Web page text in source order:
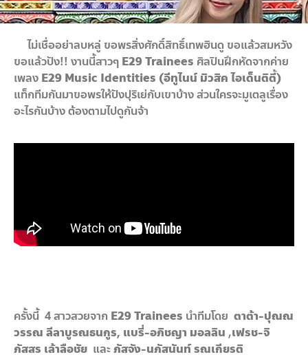
ไม่เชื่ออย่าลบหลู่ ขอพรสิ่งศักดิ์สิทธิ์เทพฮินดู ขอแล้วสมหวัง
ขอแล้วปัง!! งานนี้สาวๆ E29 Trainees ศิลปินฝึกหัดจากค่าย
เพลง E29 Music Identities (อีทูไนน์ มิวสิค ไอเด็นติตี้)
แท็กทีมกันมาขอพรให้ปังปุริเย่กับเขาบ้าง ส่วนใครจะมูเตลูเรื่อง
อะไรกันบ้าง ต้องตามไปดูกันจ้า
ครั้งนี้ 4 สาวสวยจาก E29 Trainees นำทีมโดย ตาต้า-ปุณณ
วรรณ ลีลาบูรณธนกูร, แบรี่-อภิชญา มอลลิน ,เฟรช-จิ
ภัสสร เล้าลือชัย และภัสจัง-นภัสนันท์ รณเกียรติ